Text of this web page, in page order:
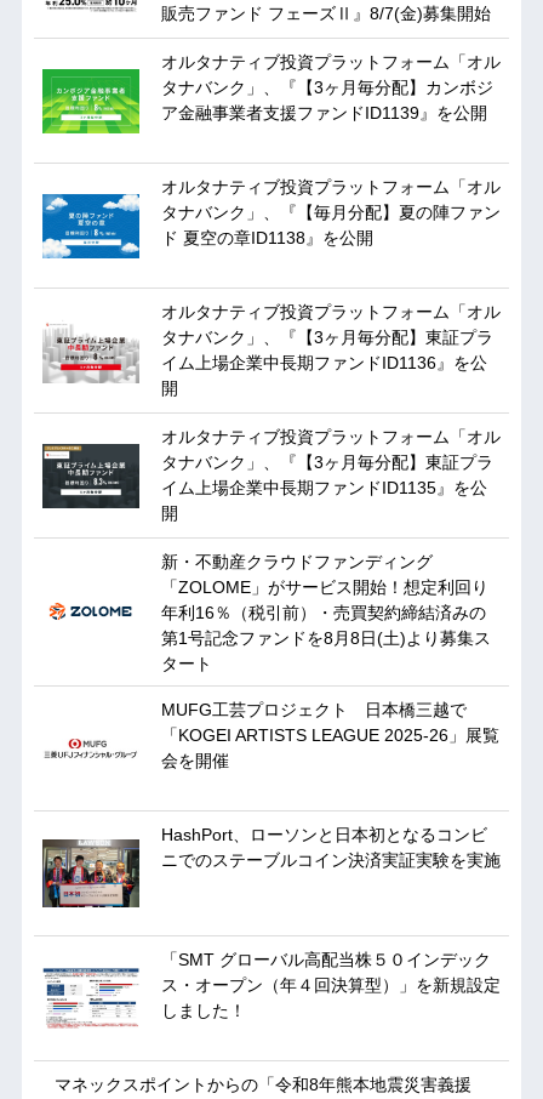
販売ファンド フェーズⅡ』8/7(金)募集開始
オルタナティブ投資プラットフォーム「オル
タナバンク」、『【3ヶ月毎分配】カンボジ
ア金融事業者支援ファンドID1139』を公開
オルタナティブ投資プラットフォーム「オル
タナバンク」、『【毎月分配】夏の陣ファン
ド 夏空の章ID1138』を公開
オルタナティブ投資プラットフォーム「オル
タナバンク」、『【3ヶ月毎分配】東証プラ
イム上場企業中長期ファンドID1136』を公
開
オルタナティブ投資プラットフォーム「オル
タナバンク」、『【3ヶ月毎分配】東証プラ
イム上場企業中長期ファンドID1135』を公
開
新・不動産クラウドファンディング
「ZOLOME」がサービス開始！想定利回り
年利16％（税引前）・売買契約締結済みの
第1号記念ファンドを8月8日(土)より募集ス
タート
MUFG工芸プロジェクト 日本橋三越で
「KOGEI ARTISTS LEAGUE 2025-26」展覧
会を開催
HashPort、ローソンと日本初となるコンビ
ニでのステーブルコイン決済実証実験を実施
「SMT グローバル高配当株５０インデック
ス・オープン（年４回決算型）」を新規設定
しました！
マネックスポイントからの「令和8年熊本地震災害義援